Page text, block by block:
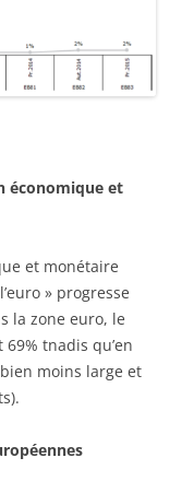
économique et
et monétaire
» progresse
la zone euro, le
tnadis qu’en
moins large et